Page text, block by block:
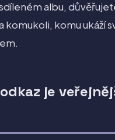
albu,
komukoli, komu ukáží
je